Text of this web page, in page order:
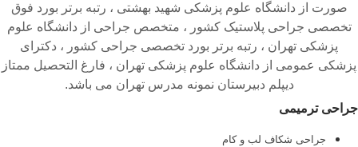
صورت از دانشگاه علوم پزشکی شهید بهشتی ، رتبه برتر بورد فوق
تخصصی جراحی پلاستیک کشور ، متخصص جراحی از دانشگاه علوم
پزشکی تهران ، رتبه برتر بورد تخصصی جراحی کشور ، دکترای
پزشکی عمومی از دانشگاه علوم پزشکی تهران ، فارغ التحصیل ممتاز
دیپلم دبیرستان نمونه مدرس تهران می باشد.
جراحی ترمیمی
جراحی شکاف لب و کام